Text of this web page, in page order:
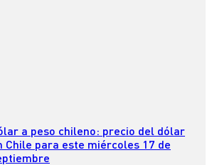
a peso chileno: precio del dólar
Chile para este miércoles 17 de